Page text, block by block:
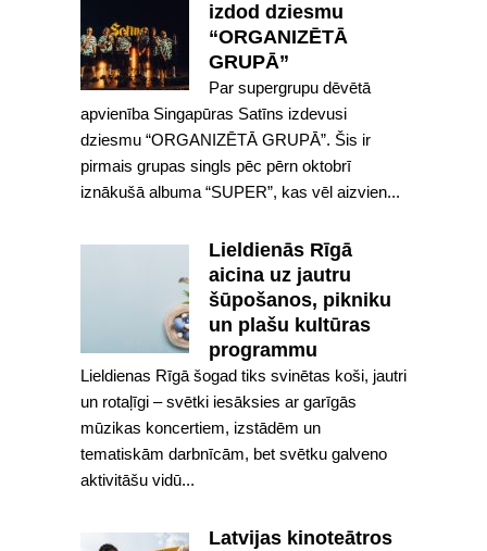
izdod dziesmu
“ORGANIZĒTĀ
GRUPĀ”
Par supergrupu dēvētā
apvienība Singapūras Satīns izdevusi
dziesmu “ORGANIZĒTĀ GRUPĀ”. Šis ir
pirmais grupas singls pēc pērn oktobrī
iznākušā albuma “SUPER”, kas vēl aizvien...
Lieldienās Rīgā
aicina uz jautru
šūpošanos, pikniku
un plašu kultūras
programmu
Lieldienas Rīgā šogad tiks svinētas koši, jautri
un rotaļīgi – svētki iesāksies ar garīgās
mūzikas koncertiem, izstādēm un
tematiskām darbnīcām, bet svētku galveno
aktivitāšu vidū...
Latvijas kinoteātros